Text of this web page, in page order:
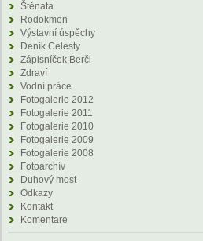
Štěnata
Rodokmen
Výstavní úspěchy
Deník Celesty
Zápisníček Berči
Zdraví
Vodní práce
Fotogalerie 2012
Fotogalerie 2011
Fotogalerie 2010
Fotogalerie 2009
Fotogalerie 2008
Fotoarchív
Duhový most
Odkazy
Kontakt
Komentare